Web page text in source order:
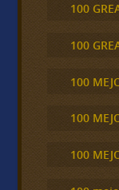
100
100
100
100
100